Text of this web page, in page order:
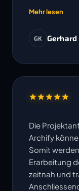
ihre Website
Mehr lesen
GK Gerhard
Die
Archify
Somit
Erarbeitung
zeitnah und